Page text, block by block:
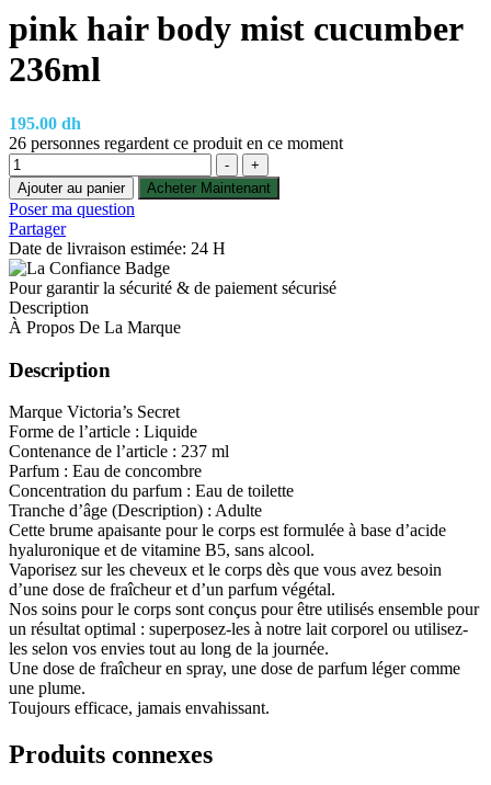
pink hair body mist cucumber
236ml
195.00 dh
26 personnes regardent ce produit en ce moment
Quantité
-
+
Ajouter au panier
Acheter Maintenant
Poser ma question
Partager
Date de livraison estimée: 24 H
Pour garantir la sécurité & de paiement sécurisé
Description
À Propos De La Marque
Description
Marque Victoria’s Secret
Forme de l’article : Liquide
Contenance de l’article : 237 ml
Parfum : Eau de concombre
Concentration du parfum : Eau de toilette
Tranche d’âge (Description) : Adulte
Cette brume apaisante pour le corps est formulée à base d’acide
hyaluronique et de vitamine B5, sans alcool.
Vaporisez sur les cheveux et le corps dès que vous avez besoin
d’une dose de fraîcheur et d’un parfum végétal.
Nos soins pour le corps sont conçus pour être utilisés ensemble pour
un résultat optimal : superposez-les à notre lait corporel ou utilisez-
les selon vos envies tout au long de la journée.
Une dose de fraîcheur en spray, une dose de parfum léger comme
une plume.
Toujours efficace, jamais envahissant.
Produits connexes